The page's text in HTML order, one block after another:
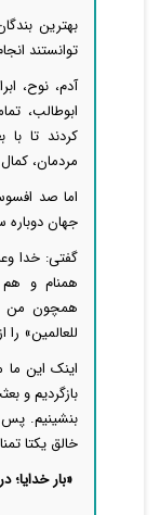
بهترین
توانستند
آدم، نوح،
ابوطالب،
کردند تا
مردمان،
اما صد
جهان
گفتی: خدا
همنام و
همچون من
للعالمین»
اینک این ما
بازگردیم و
بنشینیم. پس
خالق یکتا
«بار